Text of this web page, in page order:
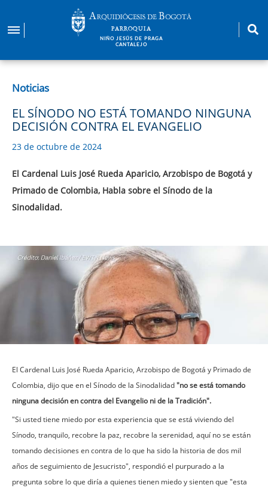
contenido
PARROQUIA
NIÑO JESÚS DE PRAGA
CANTALEJO
Noticias
EL SÍNODO NO ESTÁ TOMANDO NINGUNA
DECISIÓN CONTRA EL EVANGELIO
23 de octubre de 2024
El Cardenal Luis José Rueda Aparicio, Arzobispo de Bogotá y
Primado de Colombia, Habla sobre el Sínodo de la
Sinodalidad.
El Cardenal Luis José Rueda Aparicio, Arzobispo de Bogotá y Primado de
Colombia, dijo que en el Sínodo de la Sinodalidad"no se está tomando
ninguna decisión en contra del Evangelio ni de la Tradición".
"Si usted tiene miedo por esta experiencia que se está viviendo del
Sínodo, tranquilo, recobre la paz, recobre la serenidad, aquí no se están
tomando decisiones en contra de lo que ha sido la historia de dos mil
años de seguimiento de Jesucristo", respondió el purpurado a la
pregunta sobre lo que diría a quienes tienen miedo y sienten que "esta